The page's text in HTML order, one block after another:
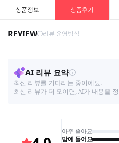
상품정보 상품후기